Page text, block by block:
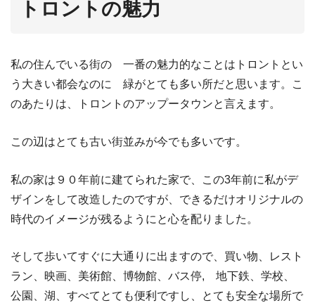
トロントの魅力
私の住んでいる街の 一番の魅力的なことはトロントとい
う大きい都会なのに 緑がとても多い所だと思います。こ
のあたりは、トロントのアップータウンと言えます。
この辺はとても古い街並みが今でも多いです。
私の家は９０年前に建てられた家で、この3年前に私がデ
ザインをして改造したのですが、できるだけオリジナルの
時代のイメージが残るようにと心を配りました。
そして歩いてすぐに大通りに出ますので、買い物、レスト
ラン、映画、美術館、博物館、バス停, 地下鉄、学校、
公園、湖、すべてとても便利ですし、とても安全な場所で